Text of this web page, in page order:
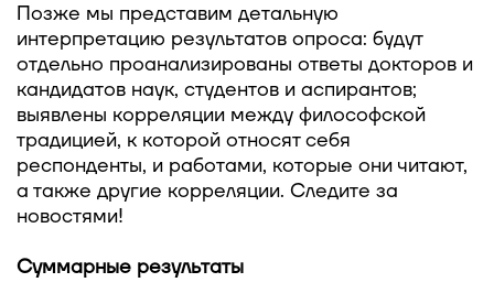
Позже мы представим детальную
интерпретацию результатов опроса: будут
отдельно проанализированы ответы докторов и
кандидатов наук, студентов и аспирантов;
выявлены корреляции между философской
традицией, к которой относят себя
респонденты, и работами, которые они читают,
а также другие корреляции. Следите за
новостями!
Суммарные результаты